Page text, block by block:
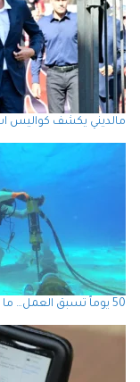
مالديني يكشف كواليس
50 يوماً تسبق العمل… ما الذي يعطّل إصلاح كابلات إنترنت البحر الأحمر؟